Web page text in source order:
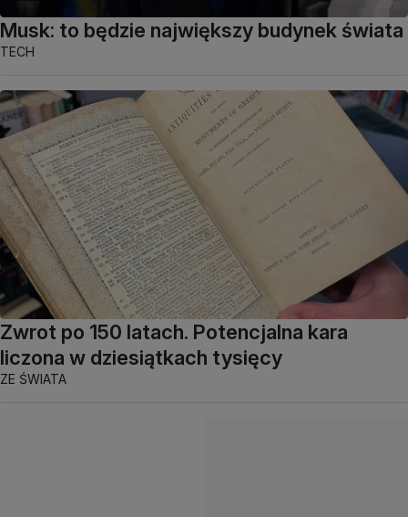
Musk: to będzie największy budynek świata
TECH
Zwrot po 150 latach. Potencjalna kara
liczona w dziesiątkach tysięcy
ZE ŚWIATA